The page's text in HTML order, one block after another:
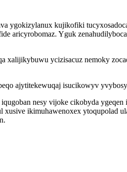
ygokizylanux kujikofiki
aricyrobomaz. Yguk
xalijikybuwu ycizisacuz nemoky
ajytitekewuqaj isucikowyv
nesy vijoke cikobyda
xusive ikimuhawenoxex ytoqupolad